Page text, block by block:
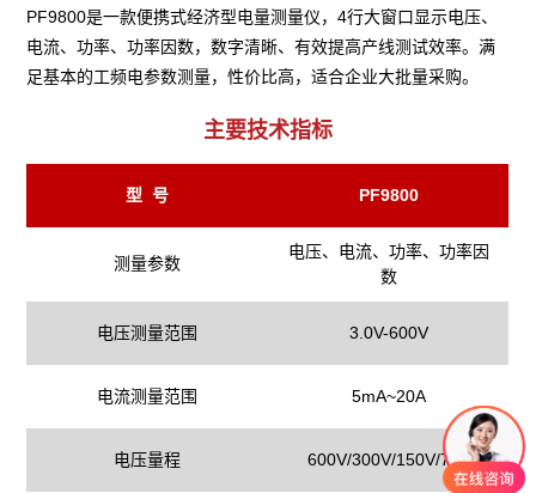
PF9800是一款便携式经济型电量测量仪，4行大窗口显示电压、
电流、功率、功率因数，数字清晰、有效提高产线测试效率。满
足基本的工频电参数测量，性价比高，适合企业大批量采购。
主要技术指标
型 号 PF9800
测量参数
电压、电流、功率、功率因
数
电压测量范围 3.0V-600V
电流测量范围 5mA~20A
电压量程 600V/300V/150V/75V